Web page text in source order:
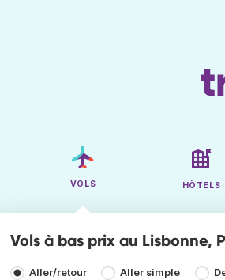
VOLS HÔTELS
Vols à bas prix au Lisbonne,
Aller/retour Aller simple